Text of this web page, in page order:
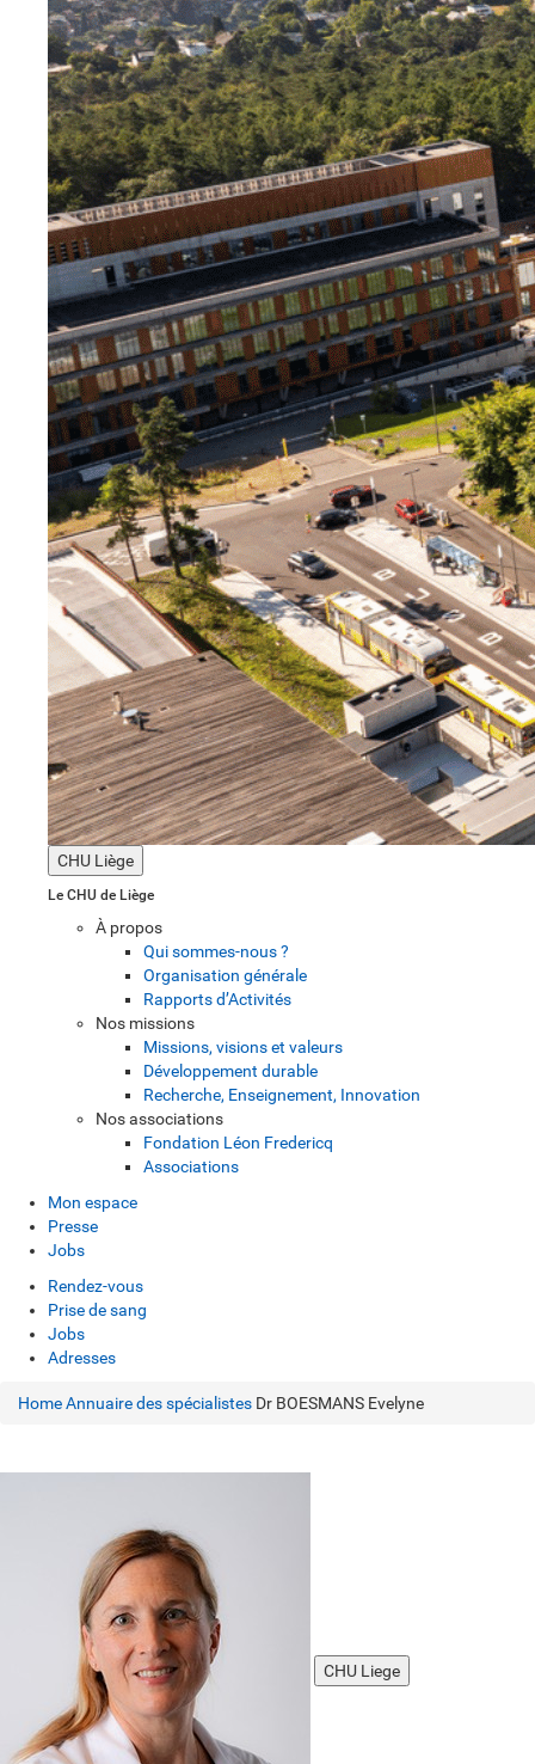
CHU Liège
Le CHU de Liège
À propos
Qui sommes-nous ?
Organisation générale
Rapports d’Activités
Nos missions
Missions, visions et valeurs
Développement durable
Recherche, Enseignement, Innovation
Nos associations
Fondation Léon Fredericq
Associations
Mon espace
Presse
Jobs
Rendez-vous
Prise de sang
Jobs
Adresses
HomeAnnuaire des spécialistes Dr BOESMANS Evelyne
CHU Liege